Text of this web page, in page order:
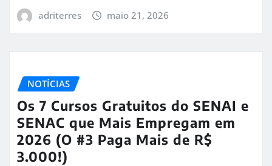
adriterres maio 21, 2026
NOTÍCIAS
Os 7 Cursos Gratuitos do SENAI e
SENAC que Mais Empregam em
2026 (O #3 Paga Mais de R$
3.000!)